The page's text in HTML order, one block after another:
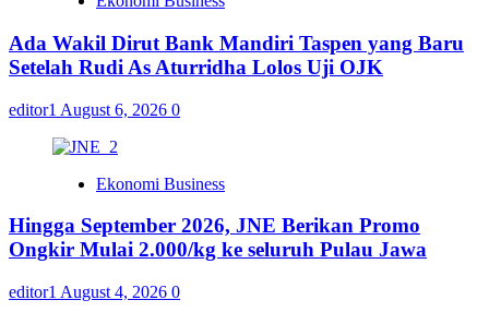
Ada Wakil Dirut Bank Mandiri Taspen yang Baru
Setelah Rudi As Aturridha Lolos Uji OJK
editor1 August 6, 2026 0
Ekonomi Business
Hingga September 2026, JNE Berikan Promo
Ongkir Mulai 2.000/kg ke seluruh Pulau Jawa
editor1 August 4, 2026 0